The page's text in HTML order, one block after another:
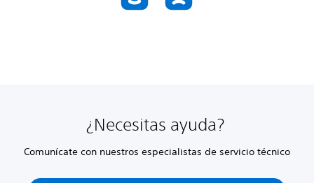
¿Necesitas ayuda?
Comunícate con nuestros especialistas de servicio técnico